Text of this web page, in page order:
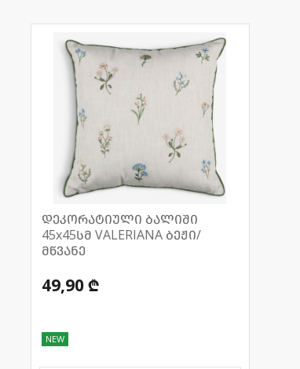
დეკორატიული ბალიში
45x45სმ VALERIANA ბეჟი/
მწვანე
49,90 ₾
NEW